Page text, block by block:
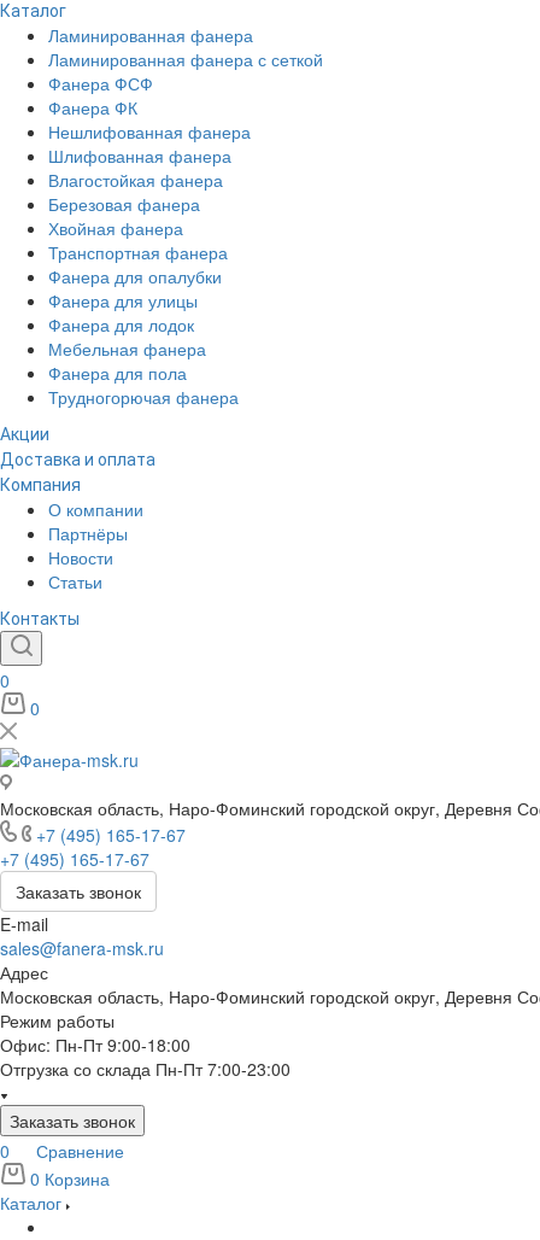
Каталог
Ламинированная фанера
Ламинированная фанера с сеткой
Фанера ФСФ
Фанера ФК
Нешлифованная фанера
Шлифованная фанера
Влагостойкая фанера
Березовая фанера
Хвойная фанера
Транспортная фанера
Фанера для опалубки
Фанера для улицы
Фанера для лодок
Мебельная фанера
Фанера для пола
Трудногорючая фанера
Акции
Доставка и оплата
Компания
О компании
Партнёры
Новости
Статьи
Контакты
0
0
Московская область, Наро-Фоминский городской округ, Деревня
+7 (495) 165-17-67
+7 (495) 165-17-67
Заказать звонок
E-mail
sales@fanera-msk.ru
Адрес
Московская область, Наро-Фоминский городской округ, Деревня
Режим работы
Офис: Пн-Пт 9:00-18:00
Отгрузка со склада Пн-Пт 7:00-23:00
Заказать звонок
0
Сравнение
0 Корзина
Каталог